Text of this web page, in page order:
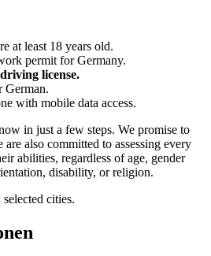
at least 18 years old.
permit for Germany.
license.
German.
with mobile data access.
in just a few steps. We promise to
also committed to assessing every
abilities, regardless of age, gender
disability, or religion.
cities.